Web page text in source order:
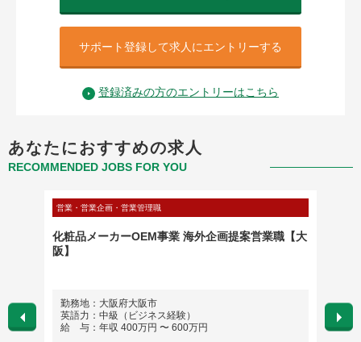
サポート登録して求人にエントリーする
登録済みの方のエントリーはこちら
あなたにおすすめの求人
RECOMMENDED JOBS FOR YOU
営業・営業企画・営業管理職
化粧品メーカーOEM事業 海外企画提案営業職【大
阪】
勤務地：大阪府大阪市
英語力：中級（ビジネス経験）
給 与：年収 400万円 〜 600万円
勤務
大阪
福岡